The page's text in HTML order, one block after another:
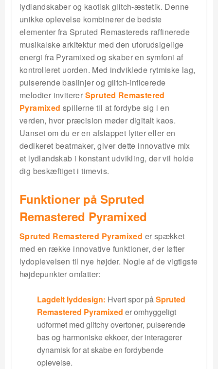
lydlandskaber og kaotisk glitch-æstetik. Denne
unikke oplevelse kombinerer de bedste
elementer fra Spruted Remastereds raffinerede
musikalske arkitektur med den uforudsigelige
energi fra Pyramixed og skaber en symfoni af
kontrolleret uorden. Med indviklede rytmiske lag,
pulserende baslinjer og glitch-inficerede
melodier inviterer Spruted Remastered
Pyramixed spillerne til at fordybe sig i en
verden, hvor præcision møder digitalt kaos.
Uanset om du er en afslappet lytter eller en
dedikeret beatmaker, giver dette innovative mix
et lydlandskab i konstant udvikling, der vil holde
dig beskæftiget i timevis.
Funktioner på Spruted
Remastered Pyramixed
Spruted Remastered Pyramixed er spækket
med en række innovative funktioner, der løfter
lydoplevelsen til nye højder. Nogle af de vigtigste
højdepunkter omfatter:
Lagdelt lyddesign: Hvert spor påSpruted
Remastered Pyramixed er omhyggeligt
udformet med glitchy overtoner, pulserende
bas og harmoniske ekkoer, der interagerer
dynamisk for at skabe en fordybende
oplevelse.